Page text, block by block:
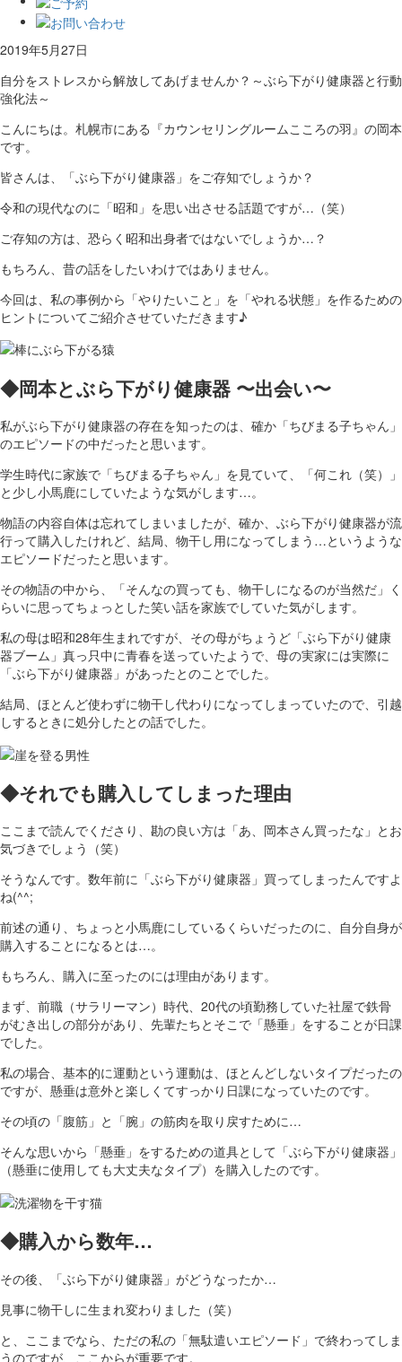
2019年5月27日
自分をストレスから解放してあげませんか？～ぶら下がり健康器と行動
強化法～
こんにちは。札幌市にある『カウンセリングルームこころの羽』の岡本
です。
皆さんは、「ぶら下がり健康器」をご存知でしょうか？
令和の現代なのに「昭和」を思い出させる話題ですが…（笑）
ご存知の方は、恐らく昭和出身者ではないでしょうか…？
もちろん、昔の話をしたいわけではありません。
今回は、私の事例から「やりたいこと」を「やれる状態」を作るための
ヒントについてご紹介させていただきます♪
◆岡本とぶら下がり健康器 〜出会い〜
私がぶら下がり健康器の存在を知ったのは、確か「ちびまる子ちゃん」
のエピソードの中だったと思います。
学生時代に家族で「ちびまる子ちゃん」を見ていて、「何これ（笑）」
と少し小馬鹿にしていたような気がします…。
物語の内容自体は忘れてしまいましたが、確か、ぶら下がり健康器が流
行って購入したけれど、結局、物干し用になってしまう…というような
エピソードだったと思います。
その物語の中から、「そんなの買っても、物干しになるのが当然だ」く
らいに思ってちょっとした笑い話を家族でしていた気がします。
私の母は昭和28年生まれですが、その母がちょうど「ぶら下がり健康
器ブーム」真っ只中に青春を送っていたようで、母の実家には実際に
「ぶら下がり健康器」があったとのことでした。
結局、ほとんど使わずに物干し代わりになってしまっていたので、引越
しするときに処分したとの話でした。
◆それでも購入してしまった理由
ここまで読んでくださり、勘の良い方は「あ、岡本さん買ったな」とお
気づきでしょう（笑）
そうなんです。数年前に「ぶら下がり健康器」買ってしまったんですよ
ね(^^;
前述の通り、ちょっと小馬鹿にしているくらいだったのに、自分自身が
購入することになるとは…。
もちろん、購入に至ったのには理由があります。
まず、前職（サラリーマン）時代、20代の頃勤務していた社屋で鉄骨
がむき出しの部分があり、先輩たちとそこで「懸垂」をすることが日課
でした。
私の場合、基本的に運動という運動は、ほとんどしないタイプだったの
ですが、懸垂は意外と楽しくてすっかり日課になっていたのです。
その頃の「腹筋」と「腕」の筋肉を取り戻すために…
そんな思いから「懸垂」をするための道具として「ぶら下がり健康器」
（懸垂に使用しても大丈夫なタイプ）を購入したのです。
◆購入から数年…
その後、「ぶら下がり健康器」がどうなったか…
見事に物干しに生まれ変わりました（笑）
と、ここまでなら、ただの私の「無駄遣いエピソード」で終わってしま
うのですが、ここからが重要です。